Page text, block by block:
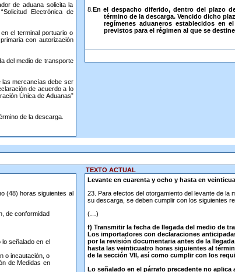
de aduana solicita la
Electrónica de
el terminal portuario o
con autorización
del medio de transporte
mercancías debe ser
de acuerdo a lo
Única de Aduanas”
de la descarga.
8. En el despacho diferido, dentro del plazo
término de la descarga. Vencido dicho
regímenes aduaneros establecidos en
previstos para el régimen al que se
(48) horas siguientes al
de conformidad
señalado en el
o incautación, o
de Medidas en
TEXTO ACTUAL
Levante en cuarenta y ocho y hasta en
23. Para efectos del otorgamiento del levante de
su descarga, se deben cumplir con los siguientes
(…)
f) Transmitir la fecha de llegada del medio de
Los importadores con declaraciones
por la revisión documentaria antes de la
hasta las veinticuatro horas siguientes al
de la sección VII, así como cumplir con los
Lo señalado en el párrafo precedente no